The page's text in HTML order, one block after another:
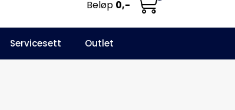
Infosenter Favoritter
Beløp 0,-
Servicesett Outlet